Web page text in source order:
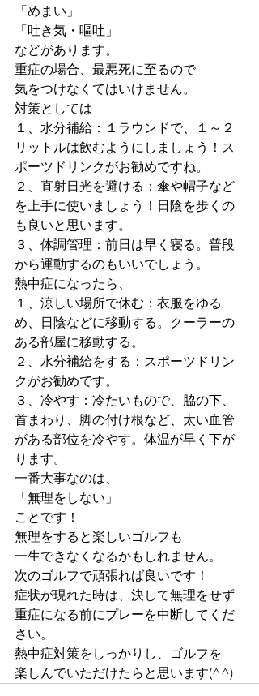
「めまい」
「吐き気・嘔吐」
などがあります。
重症の場合、最悪死に至るので
気をつけなくてはいけません。
対策としては
１、水分補給：１ラウンドで、１～２
リットルは飲むようにしましょう！ス
ポーツドリンクがお勧めですね。
２、直射日光を避ける：傘や帽子など
を上手に使いましょう！日陰を歩くの
も良いと思います。
３、体調管理：前日は早く寝る。普段
から運動するのもいいでしょう。
熱中症になったら、
１、涼しい場所で休む：衣服をゆる
め、日陰などに移動する。クーラーの
ある部屋に移動する。
２、水分補給をする：スポーツドリン
クがお勧めです。
３、冷やす：冷たいもので、脇の下、
首まわり、脚の付け根など、太い血管
がある部位を冷やす。体温が早く下が
ります。
一番大事なのは、
「無理をしない」
ことです！
無理をすると楽しいゴルフも
一生できなくなるかもしれません。
次のゴルフで頑張れば良いです！
症状が現れた時は、決して無理をせず
重症になる前にプレーを中断してくだ
さい。
熱中症対策をしっかりし、ゴルフを
楽しんでいただけたらと思います(^^)